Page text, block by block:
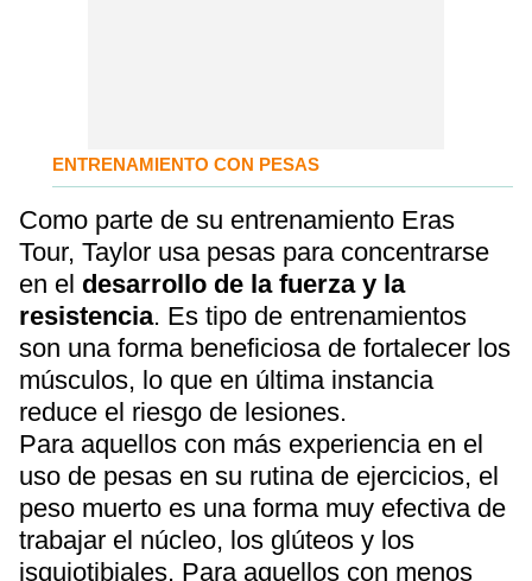
ENTRENAMIENTO CON PESAS
Como parte de su entrenamiento Eras
Tour, Taylor usa pesas para concentrarse
en el desarrollo de la fuerza y la
resistencia. Es tipo de entrenamientos
son una forma beneficiosa de fortalecer los
músculos, lo que en última instancia
reduce el riesgo de lesiones.
Para aquellos con más experiencia en el
uso de pesas en su rutina de ejercicios, el
peso muerto es una forma muy efectiva de
trabajar el núcleo, los glúteos y los
isquiotibiales. Para aquellos con menos